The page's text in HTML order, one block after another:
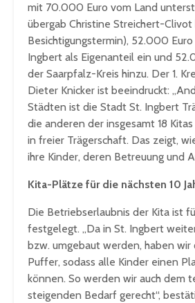
mit 70.000 Euro vom Land
übergab Christine Streichert-Clivot
Besichtigungstermin), 52.000
Ingbert als Eigenanteil ein und
der Saarpfalz-Kreis hinzu. Der 1.
Dieter Knicker ist beeindruckt:
Städten ist die Stadt St. Ingbert
die anderen der insgesamt 18
in freier Trägerschaft. Das zeigt,
ihre Kinder, deren Betreuung und
Kita-Plätze für die nächsten 10
Die Betriebserlaubnis der Kita ist
festgelegt. „Da in St. Ingbert
bzw. umgebaut werden, haben
Puffer, sodass alle Kinder einen
können. So werden wir auch dem
steigenden Bedarf gerecht“,